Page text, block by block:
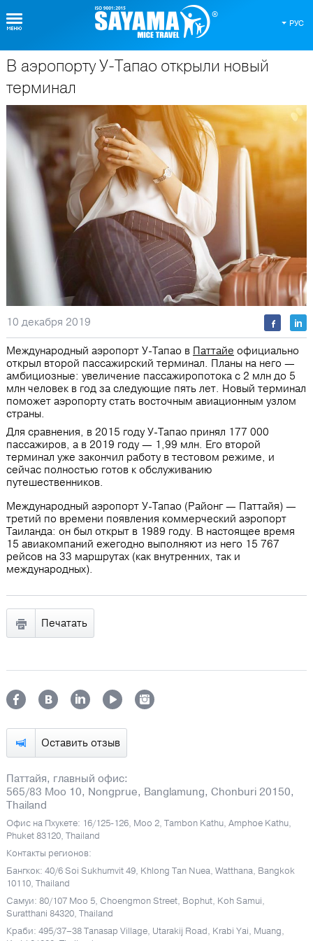
РУС
О Таиланде
Оставить отзыв
Паттайя, главный офис:
565/83 Moo 10, Nongprue, Banglamung, Chonburi 20150,
Thailand
Офис на Пхукете: 16/125-126, Moo 2, Tambon Kathu, Amphoe Kathu,
Phuket 83120, Thailand
Контакты регионов:
Бангкок: 40/6 Soi Sukhumvit 49, Khlong Tan Nuea, Watthana, Bangkok
10110, Thailand
Самуи: 80/107 Moo 5, Choengmon Street, Bophut, Koh Samui,
Suratthani 84320, Thailand
Краби: 495/37–38 Tanasap Village, Utarakij Road, Krabi Yai, Muang,
В аэропорту У-Тапао открыли новый
терминал
10 декабря 2019
Международный аэропорт У-Тапао в Паттайе официально
открыл второй пассажирский терминал. Планы на него —
амбициозные: увеличение пассажиропотока с 2 млн до 5
млн человек в год за следующие пять лет. Новый терминал
поможет аэропорту стать восточным авиационным узлом
страны.
Для сравнения, в 2015 году У-Тапао принял 177 000
пассажиров, а в 2019 году — 1,99 млн. Его второй
терминал уже закончил работу в тестовом режиме, и
сейчас полностью готов к обслуживанию
путешественников.
Международный аэропорт У-Тапао (Районг — Паттайя) —
третий по времени появления коммерческий аэропорт
Таиланда: он был открыт в 1989 году. В настоящее время
15 авиакомпаний ежегодно выполняют из него 15 767
рейсов на 33 маршрутах (как внутренних, так и
международных).
Печатать